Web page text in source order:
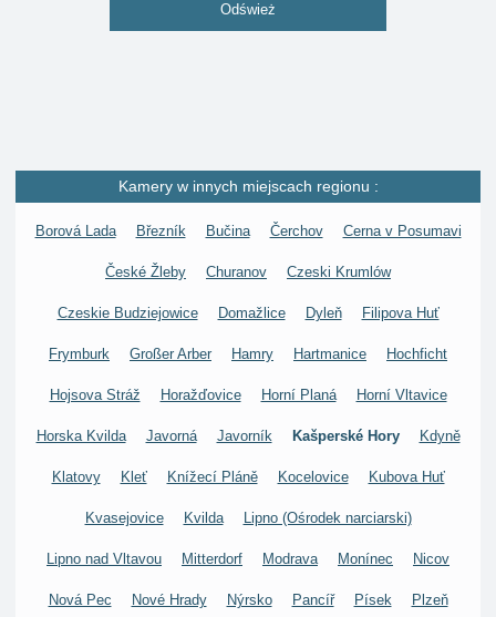
Odśwież
Kamery w innych miejscach regionu :
Borová Lada Březník Bučina Čerchov Cerna v Posumavi
České Žleby Churanov Czeski Krumlów
Czeskie Budziejowice Domažlice Dyleň Filipova Huť
Frymburk Großer Arber Hamry Hartmanice Hochficht
Hojsova Stráž Horažďovice Horní Planá Horní Vltavice
Horska Kvilda Javorná Javorník Kašperské Hory Kdyně
Klatovy Kleť Knížecí Pláně Kocelovice Kubova Huť
Kvasejovice Kvilda Lipno (Ośrodek narciarski)
Lipno nad Vltavou Mitterdorf Modrava Monínec Nicov
Nová Pec Nové Hrady Nýrsko Pancíř Písek Plzeň